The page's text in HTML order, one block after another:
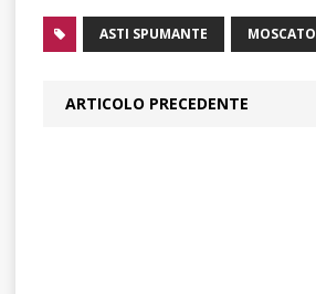
ASTI SPUMANTE MOSCATO
ARTICOLO PRECEDENTE